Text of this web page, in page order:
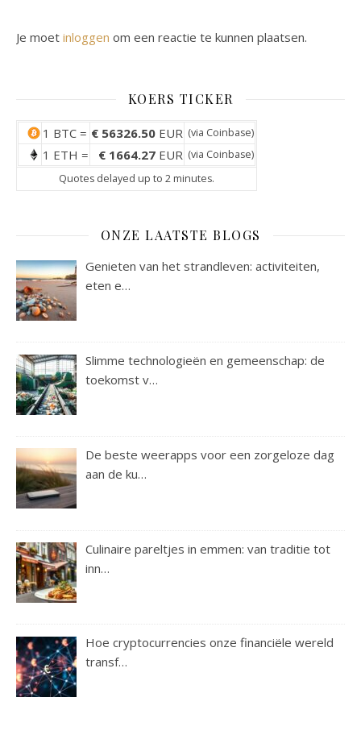
Je moet inloggen om een reactie te kunnen plaatsen.
KOERS TICKER
1 BTC = € 56326.50 EUR (via Coinbase)
1 ETH = € 1664.27 EUR (via Coinbase)
Quotes delayed up to 2 minutes.
ONZE LAATSTE BLOGS
Genieten van het strandleven: activiteiten,
eten e…
Slimme technologieën en gemeenschap: de
toekomst v…
De beste weerapps voor een zorgeloze dag
aan de ku…
Culinaire pareltjes in emmen: van traditie tot
inn…
Hoe cryptocurrencies onze financiële wereld
transf…